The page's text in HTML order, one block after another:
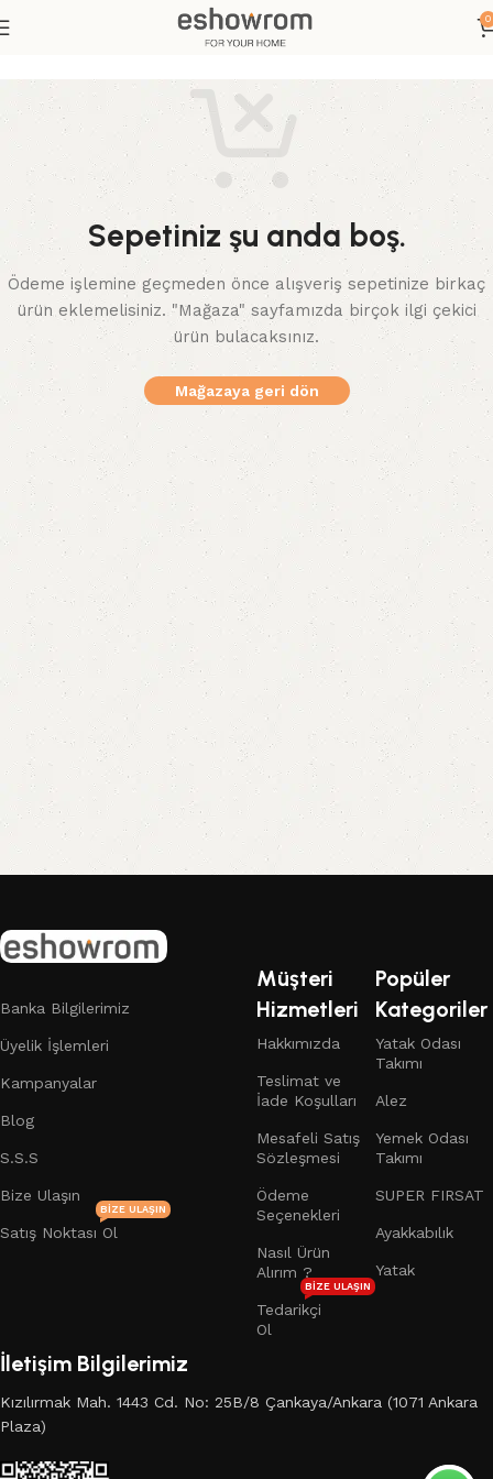
0
Sepetiniz şu anda boş.
Ödeme işlemine geçmeden önce alışveriş sepetinize birkaç
ürün eklemelisiniz. "Mağaza" sayfamızda birçok ilgi çekici
ürün bulacaksınız.
Mağazaya geri dön
Banka Bilgilerimiz
Üyelik İşlemleri
Kampanyalar
Blog
S.S.S
Bize Ulaşın
Satış Noktası Ol
BIZE ULAŞIN
Müşteri
Hizmetleri
Hakkımızda
Teslimat ve
İade Koşulları
Mesafeli Satış
Sözleşmesi
Ödeme
Seçenekleri
Nasıl Ürün
Alırım ?
Tedarikçi
Ol
BIZE ULAŞIN
Popüler
Kategoriler
Yatak Odası
Takımı
Alez
Yemek Odası
Takımı
SUPER FIRSAT
Ayakkabılık
Yatak
İletişim Bilgilerimiz
Kızılırmak Mah. 1443 Cd. No: 25B/8 Çankaya/Ankara (1071 Ankara
Plaza)